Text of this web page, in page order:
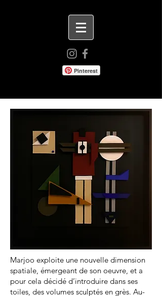
Pinterest
Marjoo exploite une nouvelle dimension
spatiale, émergeant de son oeuvre, et a
pour cela décidé d’introduire dans ses
toiles, des volumes sculptés en grès. Au-